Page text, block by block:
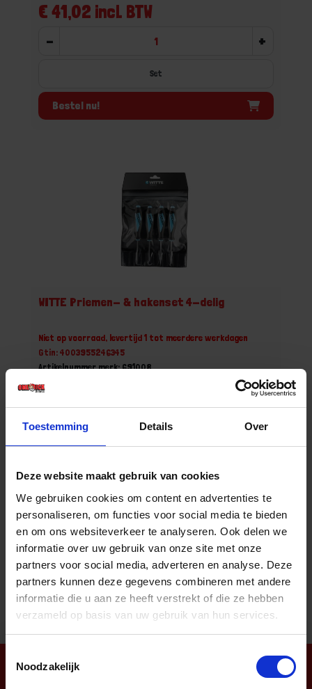
Toestemming Details Over
Deze website maakt gebruik van cookies
We gebruiken cookies om content en advertenties te
personaliseren, om functies voor social media te bieden
en om ons websiteverkeer te analyseren. Ook delen we
informatie over uw gebruik van onze site met onze
partners voor social media, adverteren en analyse. Deze
partners kunnen deze gegevens combineren met andere
informatie die u aan ze heeft verstrekt of die ze hebben
verzameld op basis van uw gebruik van hun services.
Noodzakelijk
€ 41,02 incl. BTW
- +
Set
Bestel nu!
WITTE Priemen- & hakenset 4-delig
Niet op voorraad, levertijd 1 tot meerdere werkdagen
Gtin: 4003955246345
Artikelnummer merk: 691008
- +
Bestel nu!
Aantal producten tonen
Nieuwsbrief